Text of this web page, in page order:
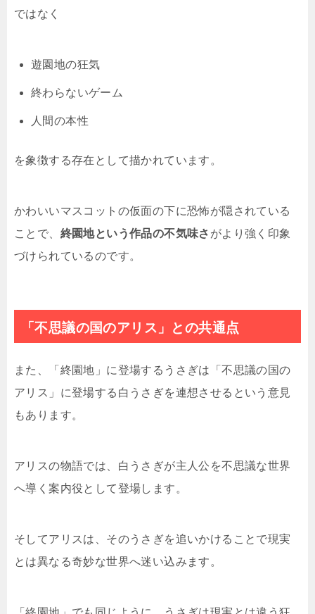
ではなく
遊園地の狂気
終わらないゲーム
人間の本性
を象徴する存在として描かれています。
かわいいマスコットの仮面の下に恐怖が隠されている
ことで、 終園地という作品の不気味さ がより強く印象
づけられているのです。
「不思議の国のアリス」との共通点
また、「終園地」に登場するうさぎは「不思議の国の
アリス」に登場する白うさぎを連想させるという意見
もあります。
アリスの物語では、白うさぎが主人公を不思議な世界
へ導く案内役として登場します。
そしてアリスは、そのうさぎを追いかけることで現実
とは異なる奇妙な世界へ迷い込みます。